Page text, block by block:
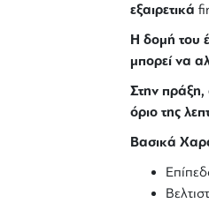
εξαιρετικά
Η δομή του
μπορεί να
Στην πράξη,
όριο της
Βασικά